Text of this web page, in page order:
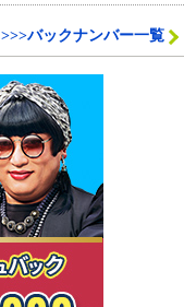
>>>バックナンバー一覧